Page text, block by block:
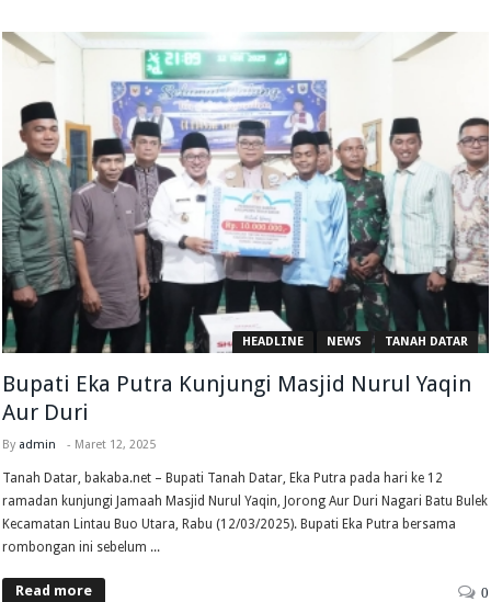
HEADLINE NEWS TANAH DATAR
Bupati Eka Putra Kunjungi Masjid Nurul Yaqin
Aur Duri
By admin - Maret 12, 2025
Tanah Datar, bakaba.net – Bupati Tanah Datar, Eka Putra pada hari ke 12
ramadan kunjungi Jamaah Masjid Nurul Yaqin, Jorong Aur Duri Nagari Batu Bulek
Kecamatan Lintau Buo Utara, Rabu (12/03/2025). Bupati Eka Putra bersama
rombongan ini sebelum ...
Read more 0